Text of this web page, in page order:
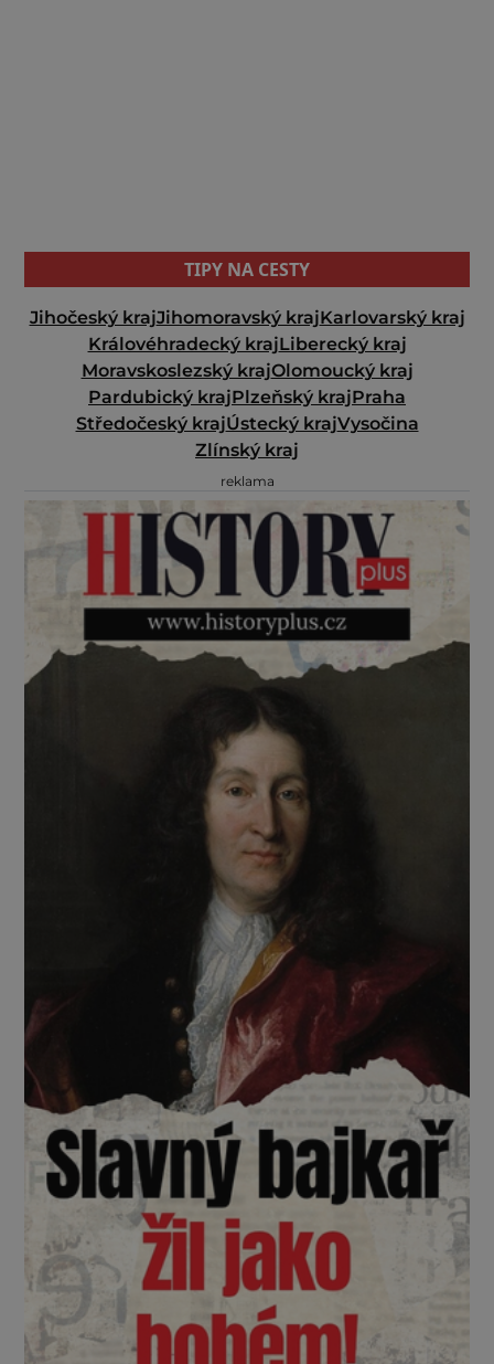
TIPY NA CESTY
Jihočeský krajJihomoravský krajKarlovarský kraj
Královéhradecký krajLiberecký kraj
Moravskoslezský krajOlomoucký kraj
Pardubický krajPlzeňský krajPraha
Středočeský krajÚstecký krajVysočina
Zlínský kraj
reklama